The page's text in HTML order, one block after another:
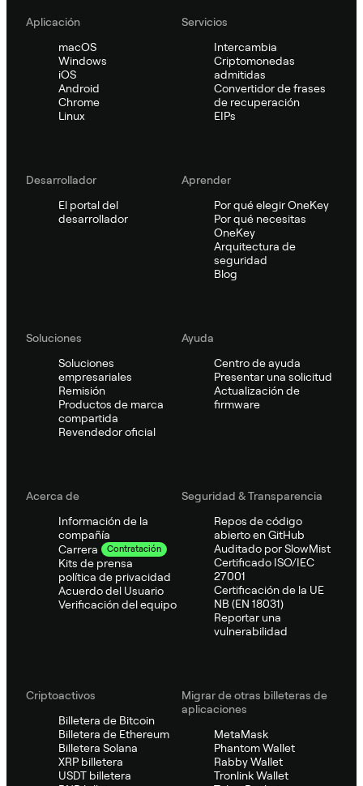
Aplicación
macOS
Windows
iOS
Android
Chrome
Linux
Servicios
Intercambia
Criptomonedas
admitidas
Convertidor de frases
de recuperación
EIPs
Desarrollador
El portal del
desarrollador
Aprender
Por qué elegir OneKey
Por qué necesitas
OneKey
Arquitectura de
seguridad
Blog
Soluciones
Soluciones
empresariales
Remisión
Productos de marca
compartida
Revendedor oficial
Ayuda
Centro de ayuda
Presentar una solicitud
Actualización de
firmware
Acerca de
Información de la
compañía
Carrera
Contratación
Kits de prensa
política de privacidad
Acuerdo del Usuario
Verificación del equipo
Seguridad & Transparencia
Repos de código
abierto en GitHub
Auditado por SlowMist
Certificado ISO/IEC
27001
Certificación de la UE
NB (EN 18031)
Reportar una
vulnerabilidad
Criptoactivos
Billetera de Bitcoin
Billetera de Ethereum
Billetera Solana
XRP billetera
USDT billetera
Migrar de otras billeteras de
aplicaciones
MetaMask
Phantom Wallet
Rabby Wallet
Tronlink Wallet